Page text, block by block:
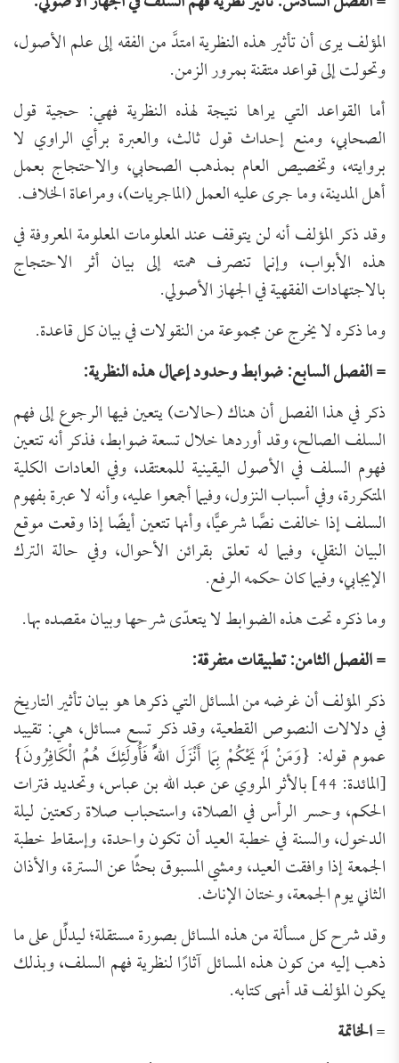
المؤلف يرى أن تأثير هذه النظرية امتدَّ من الفقه إلى علم الأصول،
وتحولت إلى قواعد متقنة بمرور الزمن.
أما القواعد التي يراها نتيجة لهذه النظرية فهي: حجية قول
الصحابي، ومنع إحداث قول ثالث، والعبرة برأي الراوي لا
بروايته، وتخصيص العام بمذهب الصحابي، والاحتجاج بعمل
أهل المدينة، وما جرى عليه العمل (الماجريات)، ومراعاة الخلاف.
وقد ذكر المؤلف أنه لن يتوقف عند المعلومات المعلومة المعروفة في
هذه الأبواب، وإنما تنصرف همته إلى بيان أثر الاحتجاج
بالاجتهادات الفقهية في الجهاز الأصولي.
وما ذكره لا يخرج عن مجموعة من النقولات في بيان كل قاعدة.
= الفصل السابع: ضوابط وحدود إعمال هذه النظرية:
ذكر في هذا الفصل أن هناك (حالات) يتعين فيها الرجوع إلى فهم
السلف الصالح، وقد أوردها خلال تسعة ضوابط، فذكر أنه تتعين
فهوم السلف في الأصول اليقينية للمعتقد، وفي العادات الكلية
المتكررة، وفي أسباب النزول، وفيما أجمعوا عليه، وأنه لا عبرة بفهوم
السلف إذا خالفت نصًّا شرعيًّا، وأنها تتعين أيضًا إذا وقعت موقع
البيان النقلي، وفيما له تعلق بقرائن الأحوال، وفي حالة الترك
الإيجابي، وفيما كان حكمه الرفع.
وما ذكره تحت هذه الضوابط لا يتعدّى شرحها وبيان مقصده بها.
= الفصل الثامن: تطبيقات متفرقة:
ذكر المؤلف أن غرضه من المسائل التي ذكرها هو بيان تأثير التاريخ
في دلالات النصوص القطعية، وقد ذكر تسع مسائل، هي: تقييد
عموم قوله: {وَمَنْ لَمْ يَحْكُمْ بِمَا أَنْزَلَ اللَّهُ فَأُولَئِكَ هُمُ الْكَافِرُونَ}
[المائدة: 44] بالأثر المروي عن عبد الله بن عباس، وتحديد فترات
الحكم، وحسر الرأس في الصلاة، واستحباب صلاة ركعتين ليلة
الدخول، والسنة في خطبة العيد أن تكون واحدة، وإسقاط خطبة
الجمعة إذا وافقت العيد، ومشي المسبوق بحثًا عن السترة، والأذان
الثاني يوم الجمعة، وختان الإناث.
وقد شرح كل مسألة من هذه المسائل بصورة مستقلة؛ ليدلِّل على ما
ذهب إليه من كون هذه المسائل آثارًا لنظرية فهم السلف، وبذلك
يكون المؤلف قد أنهى كتابه.
=الخاتمة